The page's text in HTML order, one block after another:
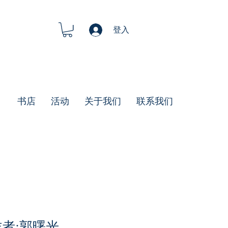
登入
书店 活动 关于我们 联系我们